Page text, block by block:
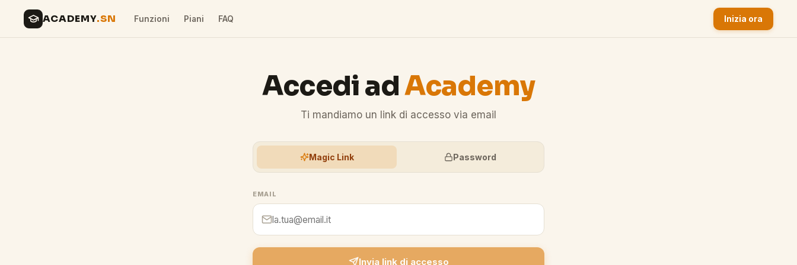
ACADEMY.SN Funzioni Piani FAQ Inizia ora
Accedi adAcademy
Ti mandiamo un link di accesso via email
Magic Link Password
EMAIL
Invia link di accesso